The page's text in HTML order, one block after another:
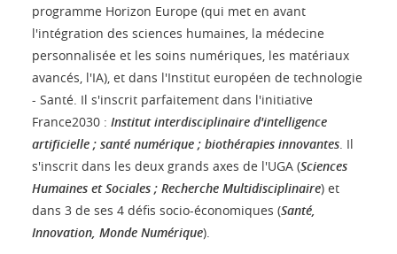
programme Horizon Europe (qui met en avant
l'intégration des sciences humaines, la médecine
personnalisée et les soins numériques, les matériaux
avancés, l'IA), et dans l'Institut européen de technologie
- Santé. Il s'inscrit parfaitement dans l'initiative
France2030 : Institut interdisciplinaire d'intelligence
artificielle ; santé numérique ; biothérapies innovantes . Il
s'inscrit dans les deux grands axes de l'UGA (Sciences
Humaines et Sociales ; Recherche Multidisciplinaire) et
dans 3 de ses 4 défis socio-économiques (Santé,
Innovation, Monde Numérique).